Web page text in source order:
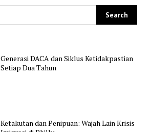
Generasi DACA dan Siklus Ketidakpastian
Setiap Dua Tahun
Ketakutan dan Penipuan: Wajah Lain Krisis